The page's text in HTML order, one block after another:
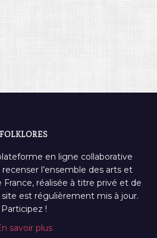
FOLKLORES
en ligne collaborative
l’ensemble des arts et
réalisée à titre privé et de
est régulièrement mis à jour.
Participez !
savoir plus